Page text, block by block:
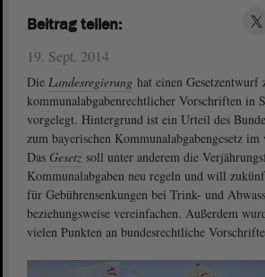
19. Sept. 2014
Die Landesregierung hat einen Gesetzentwurf
kommunalabgabenrechtlicher Vorschriften in
vorgelegt. Hintergrund ist ein Urteil des
zum bayerischen Kommunalabgabengesetz im
Das Gesetz soll unter anderem die
Kommunalabgaben neu regeln und will
für Gebührensenkungen bei Trink- und
beziehungsweise vereinfachen. Außerdem
vielen Punkten an bundesrechtliche
Beitrag teilen: